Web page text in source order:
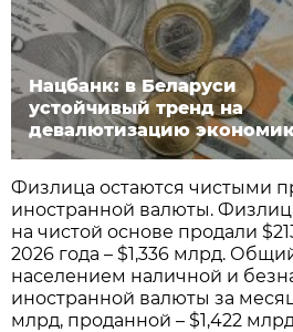
Нацбанк: в Беларуси
устойчивый тренд на
девалютизацию
Физлица остаются чистыми
иностранной валюты.
на чистой основе продали
2026 года – $1,336 млрд.
населением наличной и
иностранной валюты за
млрд, проданной – $1,422